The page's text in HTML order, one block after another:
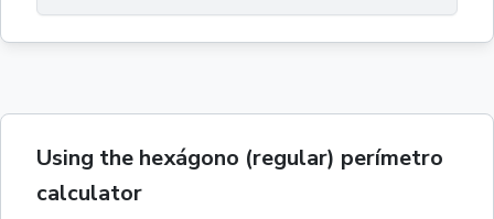
Using the hexágono (regular) perímetro
calculator